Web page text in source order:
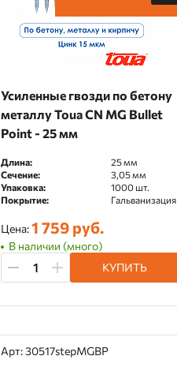
Усиленные гвозди по бетону
металлу Toua CN MG Bullet
Point - 25 мм
Длина:
25 мм
Сечение:
3,05 мм
Упаковка:
1000 шт.
Покрытие:
Гальванизация
Цена:1 759 руб.
В наличии (много)
КУПИТЬ
Арт: 30517stepMGBP